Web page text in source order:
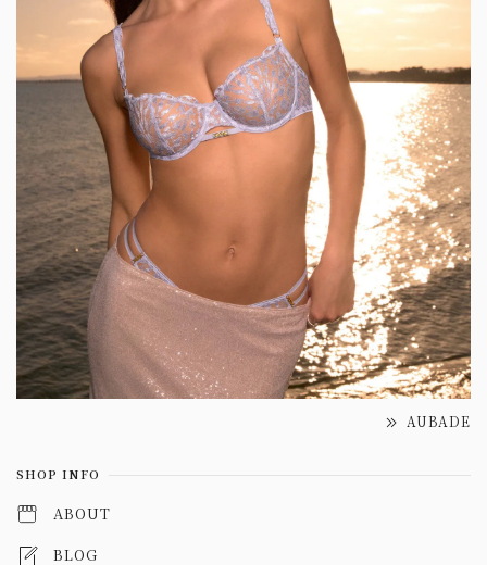
AUBADE
SHOP INFO
ABOUT
BLOG